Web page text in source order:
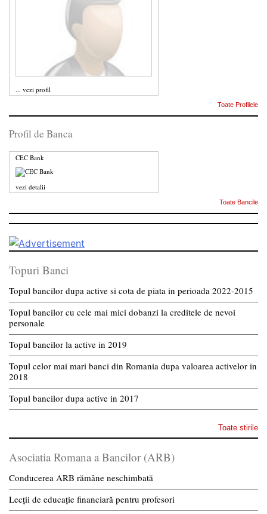
... vezi profil
Toate Profilele
Profil de Banca
CEC Bank
vezi detalii
Toate Bancile
Topuri Banci
Topul bancilor dupa active si cota de piata in perioada 2022-2015
Topul bancilor cu cele mai mici dobanzi la creditele de nevoi
personale
Topul bancilor la active in 2019
Topul celor mai mari banci din Romania dupa valoarea activelor in
2018
Topul bancilor dupa active in 2017
Toate stirile
Asociatia Romana a Bancilor (ARB)
Conducerea ARB rămâne neschimbată
Lecții de educație financiară pentru profesori